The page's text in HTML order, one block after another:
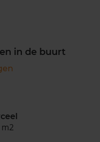
in de buurt
m2